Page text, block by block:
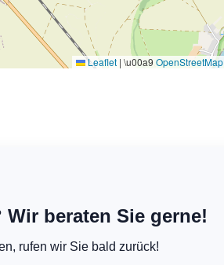
Leaflet | \u00a9 OpenStreetMap
beraten Sie gerne!
rufen wir Sie bald zurück!